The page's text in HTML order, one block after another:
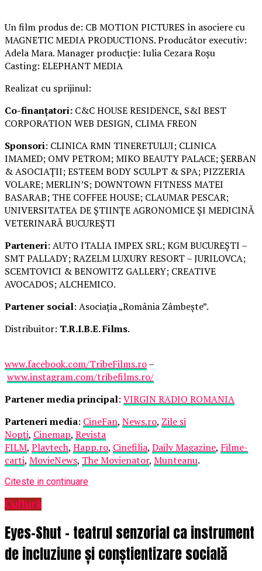
Un film produs de: CB MOTION PICTURES în asociere cu
MAGNETIC MEDIA PRODUCTIONS. Producător executiv:
Adela Mara. Manager producție: Iulia Cezara Roșu
Casting: ELEPHANT MEDIA
Realizat cu sprijinul:
Co-finanțatori: C&C HOUSE RESIDENCE, S&I BEST
CORPORATION WEB DESIGN, CLIMA FREON
Sponsori: CLINICA RMN TINERETULUI; CLINICA
IMAMED; OMV PETROM; MIKO BEAUTY PALACE; ȘERBAN
& ASOCIAȚII; ESTEEM BODY SCULPT & SPA; PIZZERIA
VOLARE; MERLIN’S; DOWNTOWN FITNESS MATEI
BASARAB; THE COFFEE HOUSE; CLAUMAR PESCAR;
UNIVERSITATEA DE ȘTIINȚE AGRONOMICE ȘI MEDICINĂ
VETERINARĂ BUCUREȘTI
Parteneri: AUTO ITALIA IMPEX SRL; KGM BUCUREȘTI –
SMT PALLADY; RAZELM LUXURY RESORT – JURILOVCA;
SCEMTOVICI & BENOWITZ GALLERY; CREATIVE
AVOCADOS; ALCHEMICO.
Partener social: Asociația „România Zâmbește”.
Distribuitor: T.R.I.B.E. Films.
www.facebook.com/TribeFilms.ro–
www.instagram.com/tribefilms.ro/
Partener media principal: VIRGIN RADIO ROMANIA
Parteneri media: CineFan, News.ro, Zile și
Nopți, Cinemap, Revista
FILM, Playtech, Happ.ro, Cinefilia, Daily Magazine, Filme-
carti, MovieNews, The Movienator, Munteanu.
Citeste in continuare
Cultură
Eyes-Shut – teatrul senzorial ca instrument
de incluziune și conștientizare socială